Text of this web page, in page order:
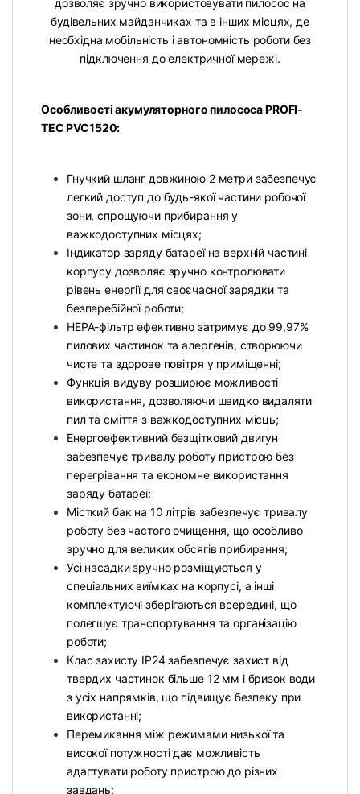
дозволяє зручно використовувати пилосос на
будівельних майданчиках та в інших місцях, де
необхідна мобільність і автономність роботи без
підключення до електричної мережі.
Особливості акумуляторного пилососа PROFI-
TEC PVC1520:
Гнучкий шланг довжиною 2 метри забезпечує
легкий доступ до будь-якої частини робочої
зони, спрощуючи прибирання у
важкодоступних місцях;
Індикатор заряду батареї на верхній частині
корпусу дозволяє зручно контролювати
рівень енергії для своєчасної зарядки та
безперебійної роботи;
HEPA-фільтр ефективно затримує до 99,97%
пилових частинок та алергенів, створюючи
чисте та здорове повітря у приміщенні;
Функція видуву розширює можливості
використання, дозволяючи швидко видаляти
пил та сміття з важкодоступних місць;
Енергоефективний безщітковий двигун
забезпечує тривалу роботу пристрою без
перегрівання та економне використання
заряду батареї;
Місткий бак на 10 літрів забезпечує тривалу
роботу без частого очищення, що особливо
зручно для великих обсягів прибирання;
Усі насадки зручно розміщуються у
спеціальних виїмках на корпусі, а інші
комплектуючі зберігаються всередині, що
полегшує транспортування та організацію
роботи;
Клас захисту IP24 забезпечує захист від
твердих частинок більше 12 мм і бризок води
з усіх напрямків, що підвищує безпеку при
використанні;
Перемикання між режимами низької та
високої потужності дає можливість
адаптувати роботу пристрою до різних
завдань;